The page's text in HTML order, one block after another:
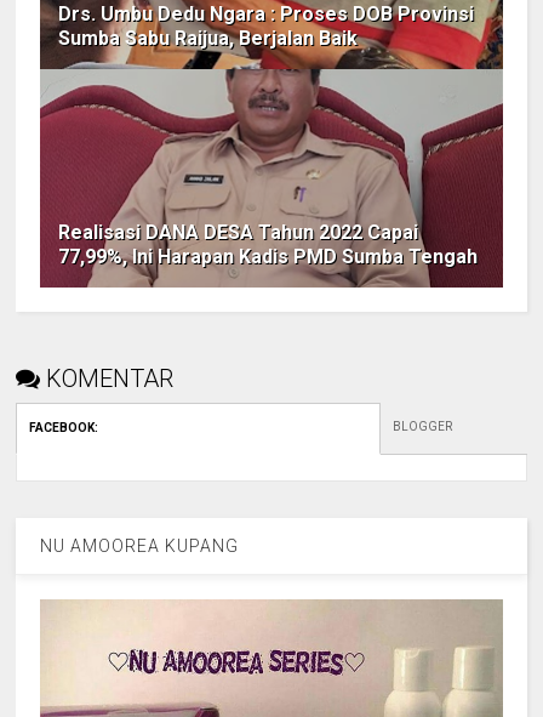
Drs. Umbu Dedu Ngara : Proses DOB Provinsi
Sumba Sabu Raijua, Berjalan Baik
Realisasi DANA DESA Tahun 2022 Capai
77,99%, Ini Harapan Kadis PMD Sumba Tengah
KOMENTAR
FACEBOOK: BLOGGER
NU AMOOREA KUPANG